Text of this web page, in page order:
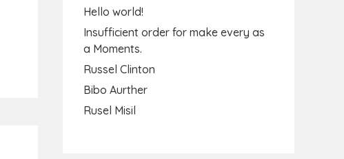
Hello world!
Insufficient order for make every as
a Moments.
Russel Clinton
Bibo Aurther
Rusel Misil